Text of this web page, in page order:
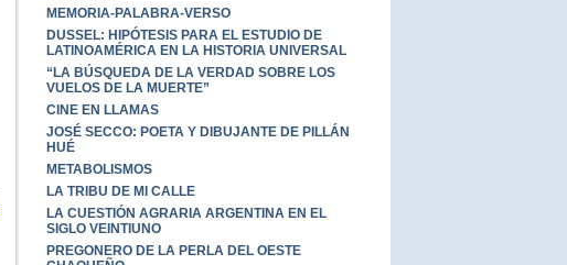
MEMORIA-PALABRA-VERSO
DUSSEL: HIPÓTESIS PARA EL ESTUDIO DE
LATINOAMÉRICA EN LA HISTORIA UNIVERSAL
“LA BÚSQUEDA DE LA VERDAD SOBRE LOS
VUELOS DE LA MUERTE”
CINE EN LLAMAS
JOSÉ SECCO: POETA Y DIBUJANTE DE PILLÁN
HUÉ
METABOLISMOS
LA TRIBU DE MI CALLE
LA CUESTIÓN AGRARIA ARGENTINA EN EL
SIGLO VEINTIUNO
PREGONERO DE LA PERLA DEL OESTE